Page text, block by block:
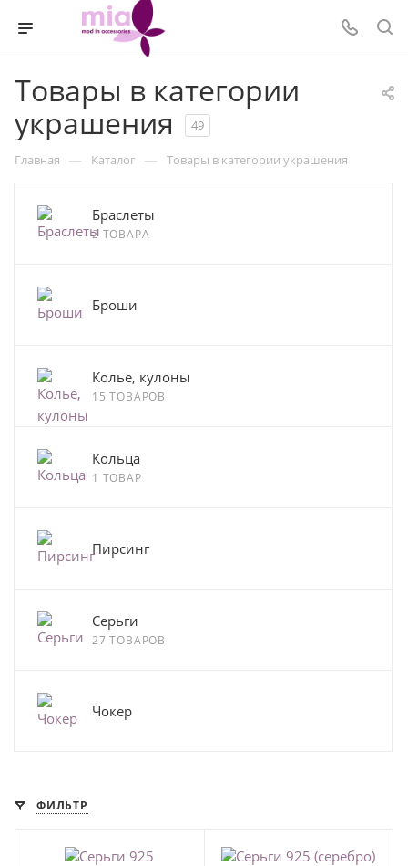
Товары в категории
украшения
49
Главная — Каталог — Товары в категории украшения
Браслеты
2 ТОВАРА
Броши
Колье, кулоны
15 ТОВАРОВ
Кольца
1 ТОВАР
Пирсинг
Серьги
27 ТОВАРОВ
Чокер
ФИЛЬТР